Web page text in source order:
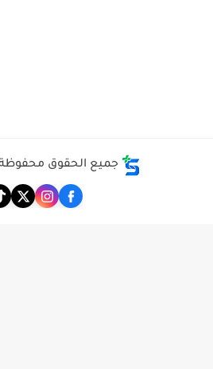
جميع الحقوق محفوظة ©